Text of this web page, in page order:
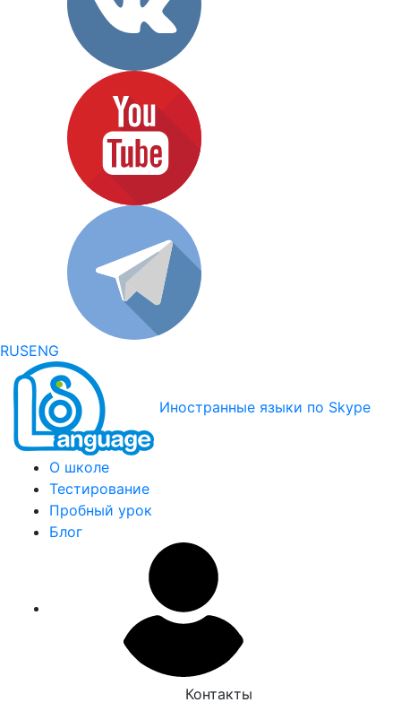
RUSENG
Иностранные языки по Skype
О школе
Тестирование
Пробный урок
Блог
Контакты